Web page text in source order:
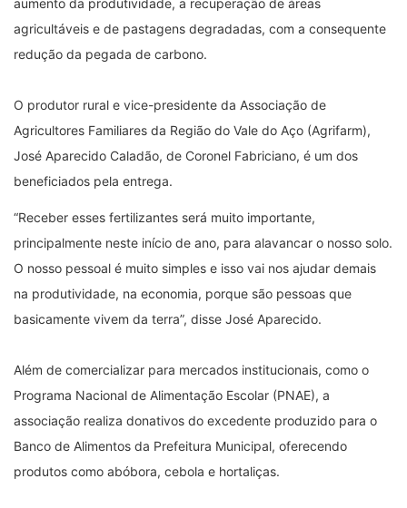
agricultáveis e de pastagens degradadas, com a consequente
redução da pegada de carbono.
O produtor rural e vice-presidente da Associação de
Agricultores Familiares da Região do Vale do Aço (Agrifarm),
José Aparecido Caladão, de Coronel Fabriciano, é um dos
beneficiados pela entrega.
“Receber esses fertilizantes será muito importante,
principalmente neste início de ano, para alavancar o nosso solo.
O nosso pessoal é muito simples e isso vai nos ajudar demais
na produtividade, na economia, porque são pessoas que
basicamente vivem da terra”, disse José Aparecido.
Além de comercializar para mercados institucionais, como o
Programa Nacional de Alimentação Escolar (PNAE), a
associação realiza donativos do excedente produzido para o
Banco de Alimentos da Prefeitura Municipal, oferecendo
produtos como abóbora, cebola e hortaliças.